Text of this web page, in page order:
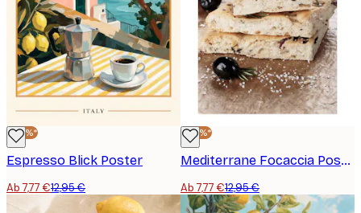
-40%*
Espresso Blick Poster
Ab 7,77 €12,95 €
-40%*
Mediterrane Focaccia Poster
Ab 7,77 €12,95 €